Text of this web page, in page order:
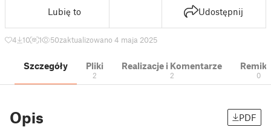
Lubię to Udostępnij
4 10 1 50zaktualizowano 4 maja 2025
Szczegóły Pliki
2
Realizacje i Komentarze
2 0
Opis PDF